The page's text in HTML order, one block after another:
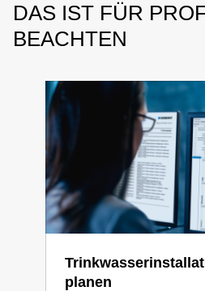
DAS IST FÜR
BEACHTEN
planen